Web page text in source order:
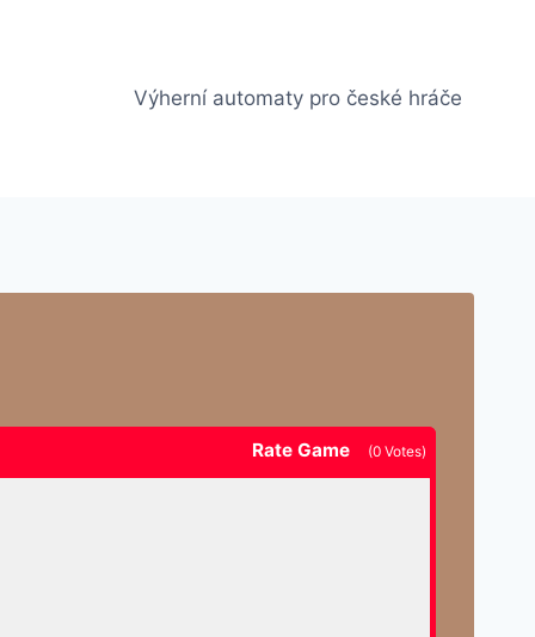
Výherní automaty pro české hráče
Rate Game (0 Votes)